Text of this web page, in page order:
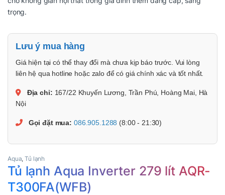
trọng.
Lưu ý mua hàng
Giá hiện tại có thể thay đổi mà chưa kịp báo trước. Vui lòng
liên hệ qua hotline hoặc zalo để có giá chính xác và tốt nhất.
Địa chỉ: 167/22 Khuyến Lương, Trần Phú, Hoàng Mai, Hà
Nội
Gọi đặt mua: 086.905.1288 (8:00 - 21:30)
Aqua,Tủ lạnh
Tủ lạnh Aqua Inverter 279 lít AQR-
T300FA(WFB)